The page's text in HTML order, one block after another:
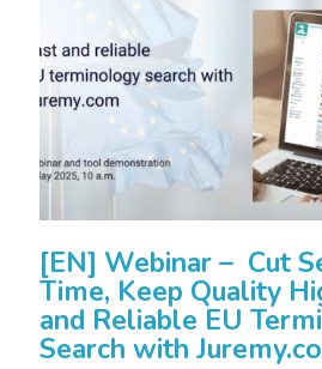
[EN] Webinar – Cut
Time, Keep Quality
and Reliable EU
Search with